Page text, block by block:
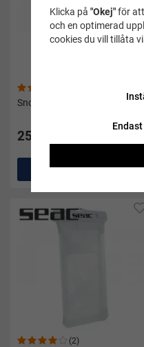
Snorkelhållare svart
25 kr
Köp
(2)
Klicka på "Okej"för att
och en optimerad
cookies du vill tillåta